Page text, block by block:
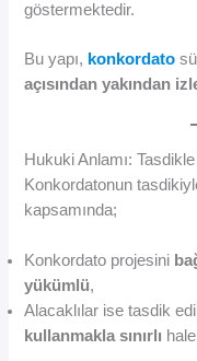
göstermektedir.
Bu yapı, konkordato
açısından yakından
Hukuki Anlamı:
Konkordatonun
kapsamında;
Konkordato projesini
yükümlü,
Alacaklılar ise tasdik
kullanmakla sınırlı